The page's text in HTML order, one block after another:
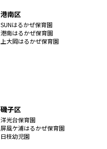
港南区
SUNはるかぜ保育園
港南はるかぜ保育園
上大岡はるかぜ保育園
磯子区
洋光台保育園
屏風ケ浦はるかぜ保育園
日枝幼児園